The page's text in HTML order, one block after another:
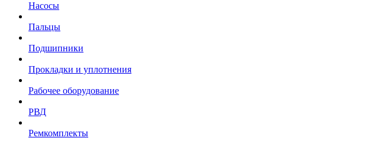
Насосы
Пальцы
Подшипники
Прокладки и уплотнения
Рабочее оборудование
РВД
Ремкомплекты